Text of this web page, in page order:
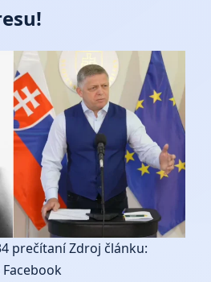
prečítaníZdroj článku: